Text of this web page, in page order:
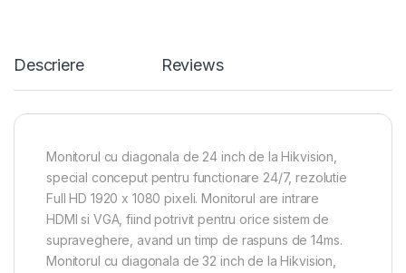
Descriere Reviews
Monitorul cu diagonala de 24 inch de la Hikvision,
special conceput pentru functionare 24/7, rezolutie
Full HD 1920 x 1080 pixeli. Monitorul are intrare
HDMI si VGA, fiind potrivit pentru orice sistem de
supraveghere, avand un timp de raspuns de 14ms.
Monitorul cu diagonala de 32 inch de la Hikvision,